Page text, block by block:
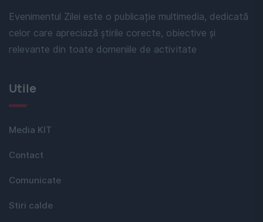
Evenimentul Zilei este o publicație multimedia, dedicată
celor care apreciază știrile corecte, obiective și
relevante din toate domeniile de activitate
Utile
Media KIT
Contact
Comunicate
Stiri calde